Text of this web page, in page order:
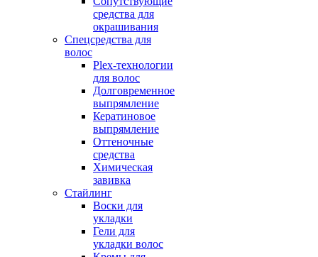
средства для
окрашивания
Спецсредства для
волос
Plex-технологии
для волос
Долговременное
выпрямление
Кератиновое
выпрямление
Оттеночные
средства
Химическая
завивка
Стайлинг
Воски для
укладки
Гели для
укладки волос